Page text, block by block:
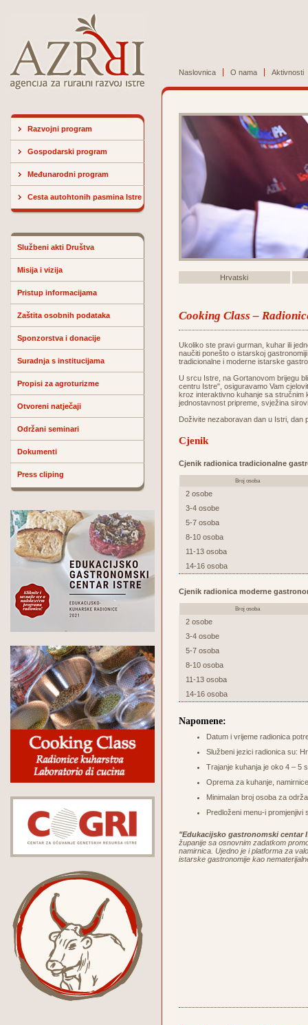
Naslovnica O nama Aktivnosti
Razvojni program
Gospodarski program
Međunarodni program
Cesta autohtonih pasmina Istre
Službeni akti Društva
Misija i vizija
Pristup informacijama
Zaštita osobnih podataka
Sponzorstva i donacije
Suradnja s institucijama
Propisi za agroturizme
Otvoreni natječaji
Održani seminari
Dokumenti
Press cliping
Hrvatski
Cooking Class –
Ukoliko ste pravi gurman, kuhar ili
naučiti ponešto o istarskoj
tradicionalne i moderne istarske
U srcu Istre, na Gortanovom brijegu
centru Istre", osiguravamo Vam
kroz interaktivno kuhanje sa stručnim
jednostavnost pripreme, svježina
Doživite nezaboravan dan u Istri, dan
Cjenik
Cjenik radionica tradicionalne
Broj osoba
2 osobe
3-4 osobe
5-7 osoba
8-10 osoba
11-13 osoba
14-16 osoba
Cjenik radionica moderne
Broj osoba
2 osobe
3-4 osobe
5-7 osoba
8-10 osoba
11-13 osoba
14-16 osoba
Napomene:
Datum i vrijeme radionica
Službeni jezici radionica su:
Trajanje kuhanja je oko 4 – 5
Oprema za kuhanje,
Minimalan broj osoba za
Predloženi menu-i promjenjivi
"Edukacijsko gastronomski centar
županije sa osnovnim zadatkom
namirnica. Ujedno je i platforma za
istarske gastronomije kao